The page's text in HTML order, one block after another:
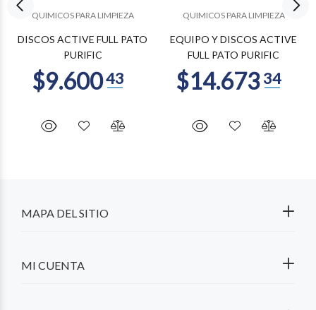
QUIMICOS PARA LIMPIEZA
DISCOS ACTIVE FULL PATO
PURIFIC
QUIMICOS PARA LIMPIEZA
EQUIPO Y DISCOS ACTIVE
FULL PATO PURIFIC
MAPA DEL SITIO
MI CUENTA